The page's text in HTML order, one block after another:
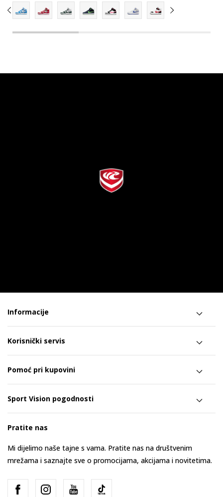
Informacije
Korisnički servis
Pomoć pri kupovini
Sport Vision pogodnosti
Pratite nas
Mi dijelimo naše tajne s vama. Pratite nas na društvenim
mrežama i saznajte sve o promocijama, akcijama i novitetima.